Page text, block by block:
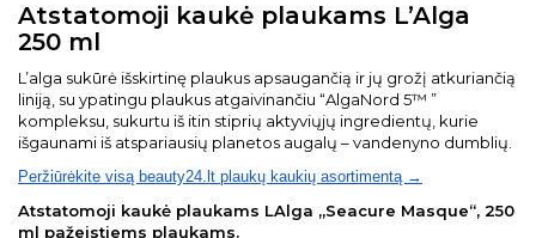
Atstatomoji kaukė plaukams L’Alga
250 ml
L’alga sukūrė išskirtinę plaukus apsaugančią ir jų grožį atkuriančią
liniją, su ypatingu plaukus atgaivinančiu “AlgaNord 5™ ”
kompleksu, sukurtu iš itin stiprių aktyviųjų ingredientų, kurie
išgaunami iš atspariausių planetos augalų – vandenyno dumblių.
Peržiūrėkite visą beauty24.lt plaukų kaukių asortimentą →
Atstatomoji kaukė plaukams LAlga „Seacure Masque“, 250
ml pažeistiems plaukams.